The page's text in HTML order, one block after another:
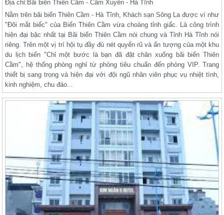
Địa chỉ: Bãi biển Thiên Cầm - Cẩm Xuyên - Hà Tĩnh
Nằm trên bãi biển Thiên Cầm - Hà Tĩnh, Khách sạn Sông La được ví như
"Đôi mắt biếc" của Biển Thiên Cầm vừa choàng tỉnh giấc. Là công trình
hiện đại bậc nhất tại Bãi biển Thiên Cầm nói chung và Tỉnh Hà Tĩnh nói
riêng. Trên một vị trí hội tụ đầy đủ nét quyến rũ và ấn tượng của một khu
du lịch biển "Chỉ một bước là bạn đã đặt chân xuống bãi biển Thiên
Cầm", hệ thống phòng nghỉ từ phòng tiêu chuẩn đến phòng VIP. Trang
thiết bị sang trọng và hiện đại với đội ngũ nhân viên phục vụ nhiệt tình,
kinh nghiệm, chu đáo...